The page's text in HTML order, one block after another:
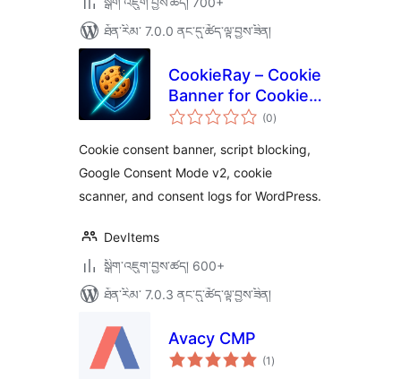
ཐོན་རིམ་ 7.0.0 ནང་དུ་ཚོད་ལྟ་བྱས་ཟིན།
CookieRay – Cookie
Banner for Cookie
Consent
Compliant)
(0གདེང་
འཇོག་
ཚང་།
)
Cookie consent banner, script blocking,
Google Consent Mode v2, cookie
scanner, and consent logs for WordPress.
DevItems
སྒྲིག་འཇུག་བྱས་ཚད། 600+
ཐོན་རིམ་ 7.0.3 ནང་དུ་ཚོད་ལྟ་བྱས་ཟིན།
Avacy CMP
(1 གདེང་
འཇོག་
)